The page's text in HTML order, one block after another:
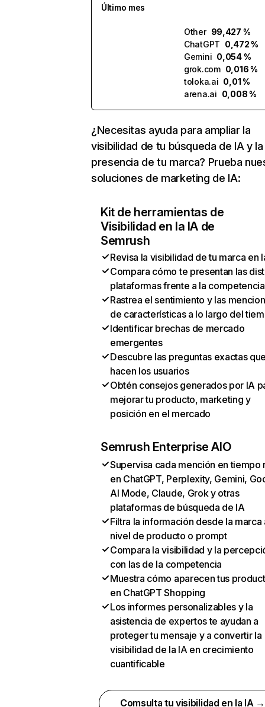
Último mes
Other 99,427 %
ChatGPT 0,472 %
Gemini 0,054 %
grok.com 0,016 %
toloka.ai 0,01 %
arena.ai 0,008 %
¿Necesitas ayuda para ampliar la
visibilidad de tu búsqueda de IA y la
presencia de tu marca? Prueba
soluciones de marketing de IA:
Kit de herramientas de
Visibilidad en la IA de
Semrush
Revisa la visibilidad de tu marca en
Compara cómo te presentan las
plataformas frente a la competencia
Rastrea el sentimiento y las
de características a lo largo del
Identificar brechas de mercado
emergentes
Descubre las preguntas exactas
hacen los usuarios
Obtén consejos generados por IA
mejorar tu producto, marketing y
posición en el mercado
Semrush Enterprise AIO
Supervisa cada mención en tiempo
en ChatGPT, Perplexity, Gemini,
AI Mode, Claude, Grok y otras
plataformas de búsqueda de IA
Filtra la información desde la marca
nivel de producto o prompt
Compara la visibilidad y la
con las de la competencia
Muestra cómo aparecen tus
en ChatGPT Shopping
Los informes personalizables y la
asistencia de expertos te ayudan a
proteger tu mensaje y a convertir la
visibilidad de la IA en crecimiento
cuantificable
Comsulta tu visibilidad en la IA →